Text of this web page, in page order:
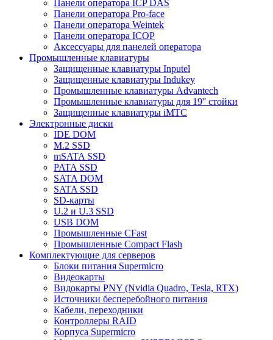
Панели оператора ICP DAS
Панели оператора Pro-face
Панели оператора Weintek
Панели оператора ICOP
Аксессуары для панелей оператора
Промышленные клавиатуры
Защищенные клавиатуры Inputel
Защищенные клавиатуры Indukey
Промышленные клавиатуры Advantech
Промышленные клавиатуры для 19'' стойки
Защищенные клавиатуры iMTC
Электронные диски
IDE DOM
M.2 SSD
mSATA SSD
PATA SSD
SATA DOM
SATA SSD
SD-карты
U.2 и U.3 SSD
USB DOM
Промышленные CFast
Промышленные Compact Flash
Комплектующие для серверов
Блоки питания Supermicro
Видеокарты
Видокарты PNY (Nvidia Quadro, Tesla, RTX)
Источники бесперебойного питания
Кабели, переходники
Контроллеры RAID
Корпуса Supermicro